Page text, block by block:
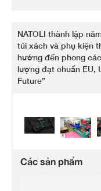
NATOLI thành lập
túi xách và phụ kiện
hướng đến phong
lượng đạt chuẩn EU,
Future”
Các sản phẩm